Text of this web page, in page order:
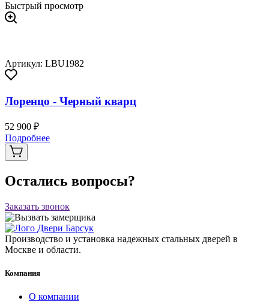
Быстрый просмотр
Артикул: LBU1982
Лоренцо - Черный кварц
52 900 ₽
Подробнее
Остались вопросы?
Заказать звонок
Производство и установка надежных стальных дверей в
Москве и области.
Компания
О компании